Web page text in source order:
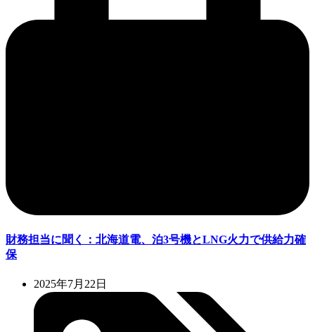
財務担当に聞く：北海道電、泊3号機とLNG火力で供給力確
保
2025年7月22日